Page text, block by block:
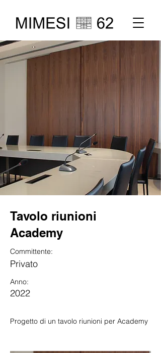
Tavolo riunioni
Academy
Committente:
Privato
Anno:
2022
Progetto di un tavolo riunioni per Academy